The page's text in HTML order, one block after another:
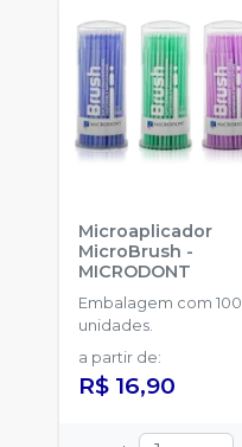
Microaplicador
MicroBrush -
MICRODONT
Embalagem com 100
unidades.
a partir de:
R$ 16,90